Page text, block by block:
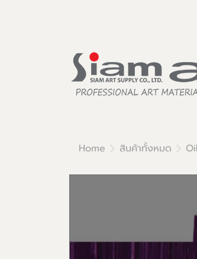
Home สินค้าทั้งหมด